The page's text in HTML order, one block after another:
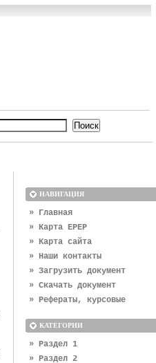
НАВИГАЦИЯ
» Главная
» Карта EPEP
» Карта сайта
» Наши контакты
» Загрузить документ
» Скачать документ
» Рефераты, курсовые
КАТЕГОРИИ
» Раздел 1
» Раздел 2